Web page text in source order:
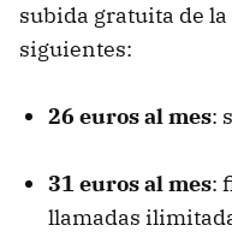
subida gratuita de
siguientes:
26 euros al mes:
31 euros al mes:
llamadas